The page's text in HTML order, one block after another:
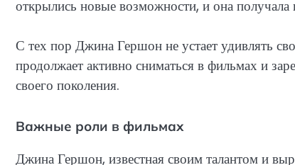
открылись новые возможности, и она
С тех пор Джина Гершон не устает удивлять
продолжает активно сниматься в фильмах и
своего поколения.
Важные роли в фильмах
Джина Гершон, известная своим талантом и